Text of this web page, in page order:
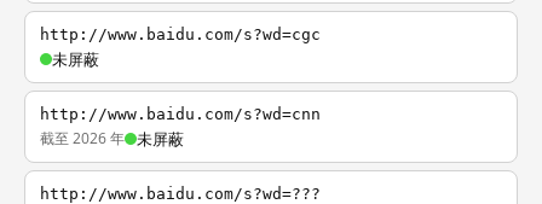
http://www.baidu.com/s?wd=cgc
未屏蔽
http://www.baidu.com/s?wd=cnn
截至 2026 年 未屏蔽
http://www.baidu.com/s?wd=???